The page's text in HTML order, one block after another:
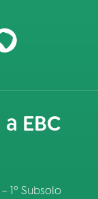
EBC
1º Subsolo